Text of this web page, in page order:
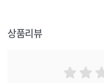
상품리뷰